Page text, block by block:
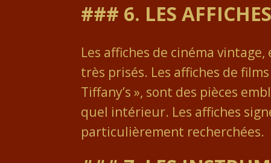
### 6. LES
Les affiches de cinéma
très prisés. Les affiches de
Tiffany’s », sont des pièces
quel intérieur. Les affiches
particulièrement recherchées.